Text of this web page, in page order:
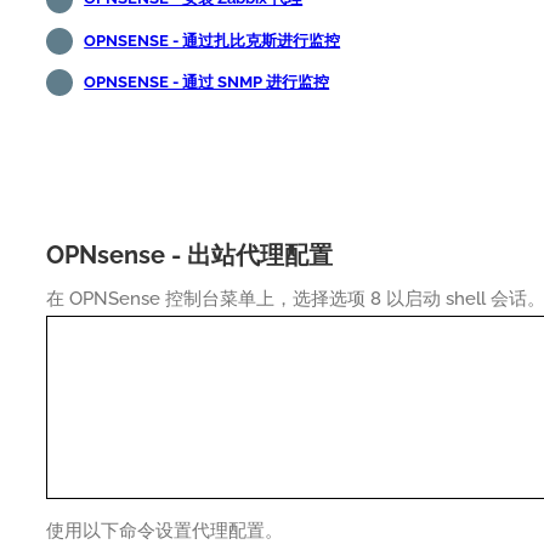
OPNSENSE - 通过扎比克斯进行监控
OPNSENSE - 通过 SNMP 进行监控
OPNsense - 出站代理配置
在 OPNSense 控制台菜单上，选择选项 8 以启动 shell 会话。
使用以下命令设置代理配置。